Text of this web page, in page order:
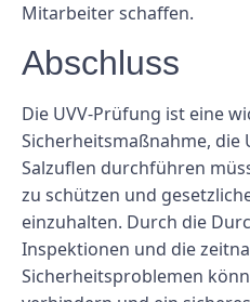
Mitarbeiter schaffen.
Abschluss
Die UVV-Prüfung ist eine
Sicherheitsmaßnahme, die
Salzuflen durchführen
zu schützen und
einzuhalten. Durch die
Inspektionen und die
Sicherheitsproblemen